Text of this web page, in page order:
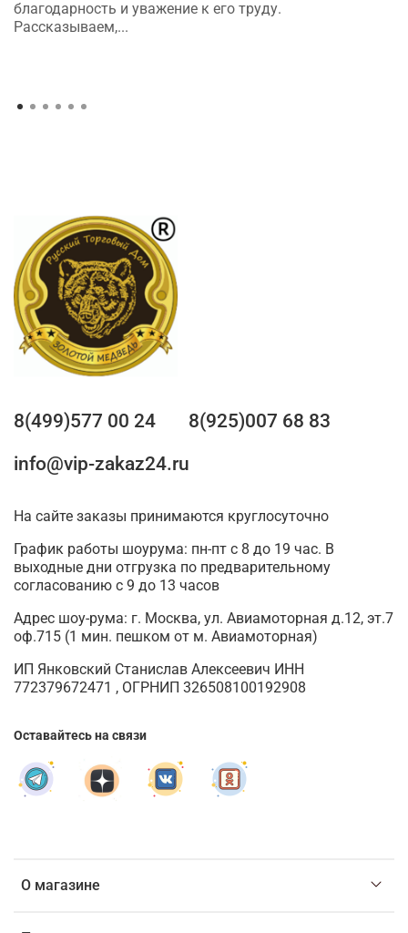
благодарность и уважение к его труду.
Рассказываем,...
О магазине
8(499)577 00 24
8(925)007 68 83
info@vip-zakaz24.ru
На сайте заказы принимаются круглосуточно
График работы шоурума: пн-пт с 8 до 19 час. В
выходные дни отгрузка по предварительному
согласованию с 9 до 13 часов
Адрес шоу-рума: г. Москва, ул. Авиамоторная д.12, эт.7
оф.715 (1 мин. пешком от м. Авиамоторная)
ИП Янковский Станислав Алексеевич ИНН
772379672471 , ОГРНИП 326508100192908
Оставайтесь на связи